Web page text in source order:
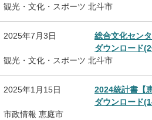
観光・文化・スポーツ 北斗市
2025年7月3日
総合文化セン
ダウンロード
観光・文化・スポーツ 北斗市
2025年1月15日
2024統計書【
ダウンロード
市政情報 恵庭市